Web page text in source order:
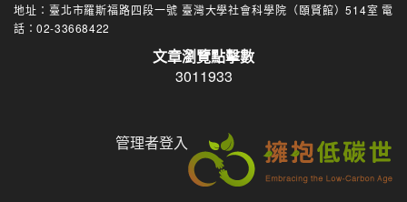
地址：臺北市羅斯福路四段一號 臺灣大學社會科學院（頤賢館）514室 電
話：02-33668422
文章瀏覽點擊數
3011933
管理者登入